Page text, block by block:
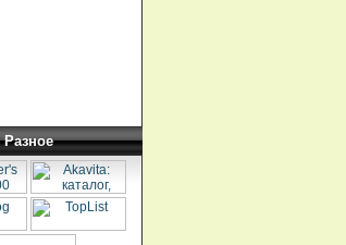
Разное